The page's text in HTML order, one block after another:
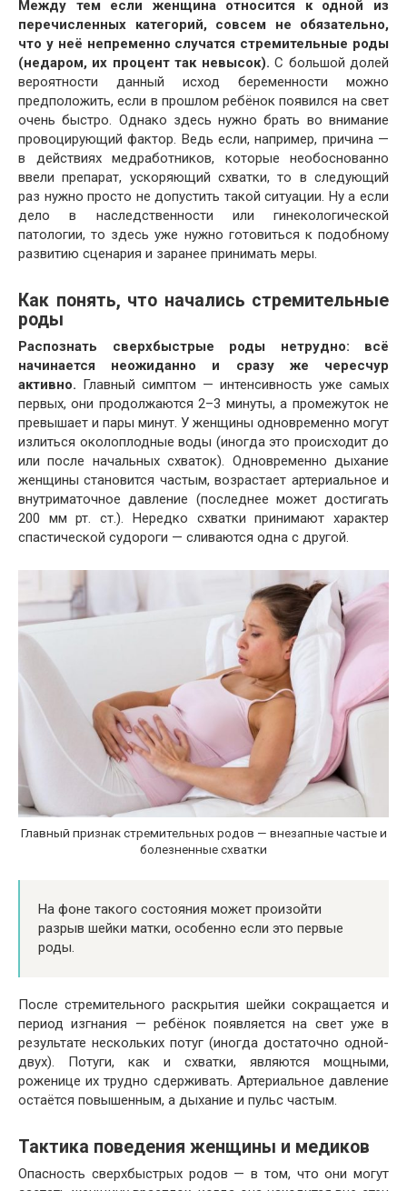
Между тем если женщина относится к одной из
перечисленных категорий, совсем не обязательно,
что у неё непременно случатся стремительные роды
(недаром, их процент так невысок). С большой долей
вероятности данный исход беременности можно
предположить, если в прошлом ребёнок появился на свет
очень быстро. Однако здесь нужно брать во внимание
провоцирующий фактор. Ведь если, например, причина —
в действиях медработников, которые необоснованно
ввели препарат, ускоряющий схватки, то в следующий
раз нужно просто не допустить такой ситуации. Ну а если
дело в наследственности или гинекологической
патологии, то здесь уже нужно готовиться к подобному
развитию сценария и заранее принимать меры.
Как понять, что начались стремительные
роды
Распознать сверхбыстрые роды нетрудно: всё
начинается неожиданно и сразу же чересчур
активно. Главный симптом — интенсивность уже самых
первых, они продолжаются 2–3 минуты, а промежуток не
превышает и пары минут. У женщины одновременно могут
излиться околоплодные воды (иногда это происходит до
или после начальных схваток). Одновременно дыхание
женщины становится частым, возрастает артериальное и
внутриматочное давление (последнее может достигать
200 мм рт. ст.). Нередко схватки принимают характер
спастической судороги — сливаются одна с другой.
Главный признак стремительных родов — внезапные частые и
болезненные схватки
На фоне такого состояния может произойти
разрыв шейки матки, особенно если это первые
роды.
После стремительного раскрытия шейки сокращается и
период изгнания — ребёнок появляется на свет уже в
результате нескольких потуг (иногда достаточно одной-
двух). Потуги, как и схватки, являются мощными,
роженице их трудно сдерживать. Артериальное давление
остаётся повышенным, а дыхание и пульс частым.
Тактика поведения женщины и медиков
Опасность сверхбыстрых родов — в том, что они могут